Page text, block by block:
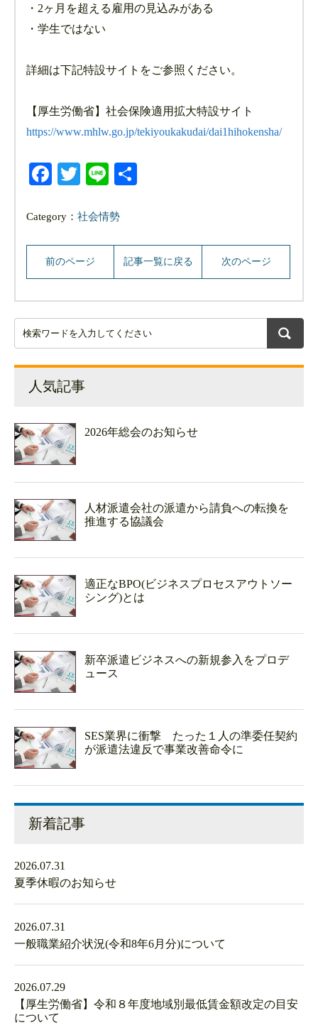
・2ヶ月を超える雇用の見込みがある
・学生ではない
詳細は下記特設サイトをご参照ください。
【厚生労働省】社会保険適用拡大特設サイト
https://www.mhlw.go.jp/tekiyoukakudai/dai1hihokensha/
Facebook
Twitter
Line
Category：社会情勢
前のページ 記事一覧に戻る 次のページ
人気記事
2026年総会のお知らせ
人材派遣会社の派遣から請負への転換を
推進する協議会
適正なBPO(ビジネスプロセスアウトソー
シング)とは
新卒派遣ビジネスへの新規参入をプロデ
ュース
SES業界に衝撃 たった１人の準委任契約
が派遣法違反で事業改善命令に
新着記事
2026.07.31
夏季休暇のお知らせ
2026.07.31
一般職業紹介状況(令和8年6月分)について
2026.07.29
【厚生労働省】令和８年度地域別最低賃金額改定の目安
について